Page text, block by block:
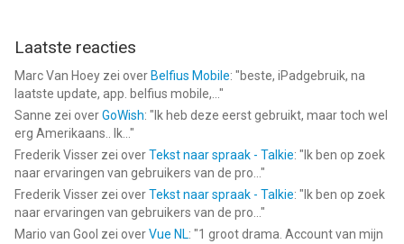
Laatste reacties
Marc Van Hoey zei over Belfius Mobile: "beste, iPadgebruik, na
laatste update, app. belfius mobile,... "
Sanne zei overGoWish: " Ik heb deze eerst gebruikt, maar toch wel
erg Amerikaans.. Ik... "
Frederik Visser zei overTekst naar spraak - Talkie: " Ik ben op zoek
naar ervaringen van gebruikers van de pro... "
Frederik Visser zei overTekst naar spraak - Talkie: " Ik ben op zoek
naar ervaringen van gebruikers van de pro... "
Mario van Gool zei overVue NL: "1 groot drama. Account van mijn